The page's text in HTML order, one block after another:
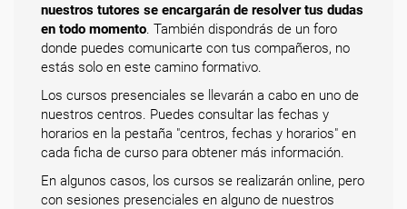
nuestros tutores se encargarán de resolver tus dudas
en todo momento. También dispondrás de un foro
donde puedes comunicarte con tus compañeros, no
estás solo en este camino formativo.
Los cursos presenciales se llevarán a cabo en uno de
nuestros centros. Puedes consultar las fechas y
horarios en la pestaña "centros, fechas y horarios" en
cada ficha de curso para obtener más información.
En algunos casos, los cursos se realizarán online, pero
con sesiones presenciales en alguno de nuestros